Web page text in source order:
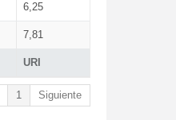
URI
6,25
7,81
1 Siguiente